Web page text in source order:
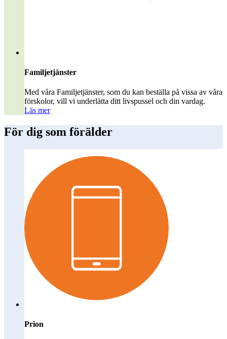
Familjetjänster
Med våra Familjetjänster, som du kan beställa på vissa av våra
förskolor, vill vi underlätta ditt livspussel och din vardag.
Läs mer
För dig som förälder
Prion